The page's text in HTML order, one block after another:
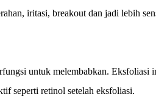
iritasi, breakout dan jadi lebih
untuk melembabkan.
seperti retinol setelah eksfoliasi.